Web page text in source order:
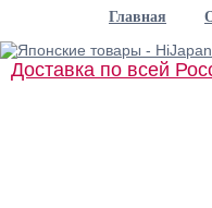
Главная
Доставка по всей